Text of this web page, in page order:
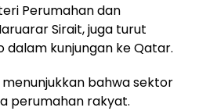
Perumahan dan
Sirait, juga turut
dalam kunjungan ke Qatar.
bahwa sektor
perumahan rakyat.